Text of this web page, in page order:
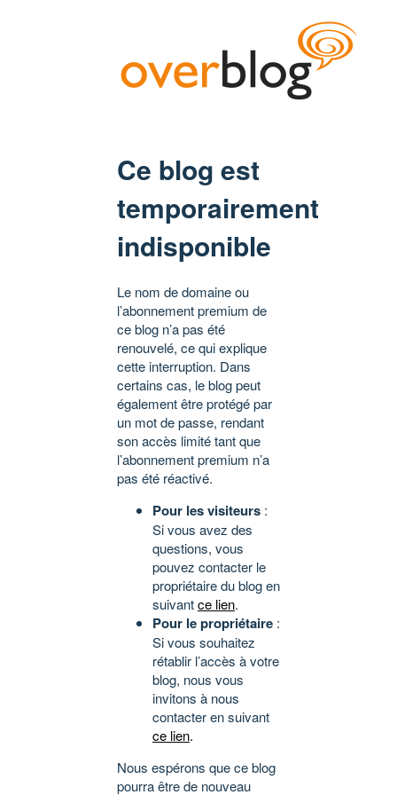
Ce blog est
temporairement
indisponible
Le nom de domaine ou
l’abonnement premium de
ce blog n’a pas été
renouvelé, ce qui explique
cette interruption. Dans
certains cas, le blog peut
également être protégé par
un mot de passe, rendant
son accès limité tant que
l’abonnement premium n’a
pas été réactivé.
Pour les visiteurs :
Si vous avez des
questions, vous
pouvez contacter le
propriétaire du blog en
suivantce lien.
Pour le propriétaire :
Si vous souhaitez
rétablir l’accès à votre
blog, nous vous
invitons à nous
contacter en suivant
ce lien.
Nous espérons que ce blog
pourra être de nouveau